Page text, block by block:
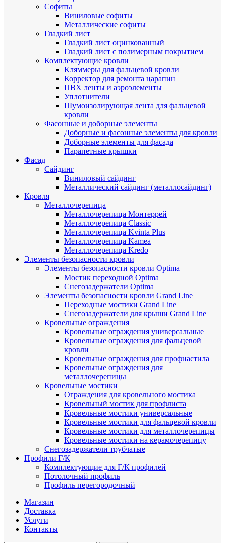
Cофиты
Виниловые софиты
Металлические софиты
Гладкий лист
Гладкий лист оцинкованный
Гладкий лист с полимерным покрытием
Комплектующие кровли
Кляммеры для фальцевой кровли
Корректор для ремонта царапин
ПВХ ленты и аэроэлементы
Уплотнители
Шумоизолирующая лента для фальцевой
кровли
Фасонные и доборные элементы
Доборные и фасонные элементы для кровли
Доборные элементы для фасада
Парапетные крышки
Фасад
Сайдинг
Виниловый сайдинг
Металлический сайдинг (металлосайдинг)
Кровля
Металлочерепица
Металлочерепица Монтеррей
Металлочерепица Classic
Металлочерепица Kvinta Plus
Металлочерепица Kamea
Металлочерепица Kredo
Элементы безопасности кровли
Элементы безопасности кровли Optima
Мостик переходной Optima
Снегозадержатели Optima
Элементы безопасности кровли Grand Line
Переходные мостики Grand Line
Снегозадержатели для крыши Grand Line
Кровельные ограждения
Кровельные ограждения универсальные
Кровельные ограждения для фальцевой
кровли
Кровельные ограждения для профнастила
Кровельные ограждения для
металлочерепицы
Кровельные мостики
Ограждения для кровельного мостика
Кровельный мостик для профлиста
Кровельные мостики универсальные
Кровельные мостики для фальцевой кровли
Кровельные мостики для металлочерепицы
Кровельные мостики на керамочерепицу
Снегозадержатели трубчатые
Профили Г/К
Комплектующие для Г/К профилей
Потолочный профиль
Профиль перегородочный
Магазин
Доставка
Услуги
Контакты